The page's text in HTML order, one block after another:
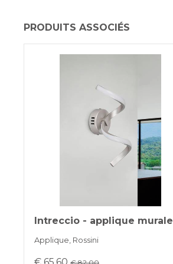
PRODUITS ASSOCIÉS
Intreccio - applique murale
Applique, Rossini